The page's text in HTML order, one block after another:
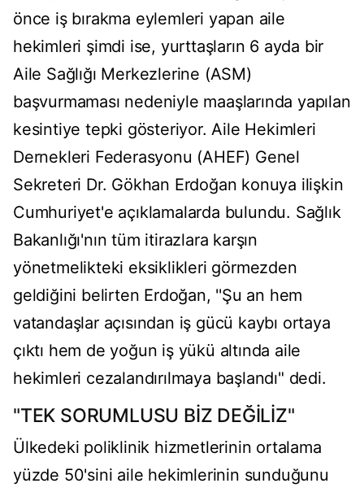
önce iş bırakma eylemleri yapan aile
hekimleri şimdi ise, yurttaşların 6 ayda bir
Aile Sağlığı Merkezlerine (ASM)
başvurmaması nedeniyle maaşlarında yapılan
kesintiye tepki gösteriyor. Aile Hekimleri
Dernekleri Federasyonu (AHEF) Genel
Sekreteri Dr. Gökhan Erdoğan konuya ilişkin
Cumhuriyet'e açıklamalarda bulundu. Sağlık
Bakanlığı'nın tüm itirazlara karşın
yönetmelikteki eksiklikleri görmezden
geldiğini belirten Erdoğan, ''Şu an hem
vatandaşlar açısından iş gücü kaybı ortaya
çıktı hem de yoğun iş yükü altında aile
hekimleri cezalandırılmaya başlandı" dedi.
"TEK SORUMLUSU BİZ DEĞİLİZ"
Ülkedeki poliklinik hizmetlerinin ortalama
yüzde 50'sini aile hekimlerinin sunduğunu